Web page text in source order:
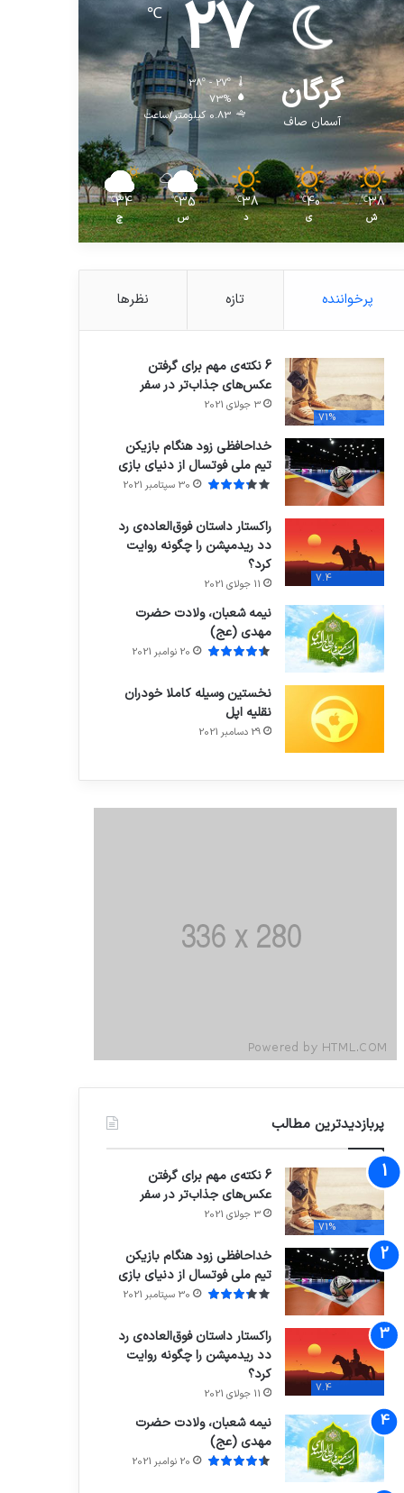
گرگان
آسمان صاف
27
℃
38º - 27º
73%
0.83 کیلومتر/ساعت
38
℃
ش
40
℃
ی
38
℃
د
35
℃
س
34
℃
چ
پرخواننده تازه نظرها
71%
6 نکته‌ی مهم برای گرفتن
عکس‌های جذاب‌تر در سفر
3 جولای 2021
خداحافظی زود هنگام بازیکن
تیم ملی فوتسال از دنیای بازی
30 سپتامبر 2021
7.4
راکستار داستان فوق‌العاده‌ی رد
دد ریدمپشن را چگونه روایت
کرد؟
11 جولای 2021
نیمه شعبان، ولادت حضرت
مهدی (عج)
20 نوامبر 2021
نخستین وسیله کاملا خودران
نقلیه اپل
29 دسامبر 2021
پربازدیدترین مطالب
71%
6 نکته‌ی مهم برای گرفتن
عکس‌های جذاب‌تر در سفر
3 جولای 2021
خداحافظی زود هنگام بازیکن
تیم ملی فوتسال از دنیای بازی
30 سپتامبر 2021
7.4
راکستار داستان فوق‌العاده‌ی رد
دد ریدمپشن را چگونه روایت
کرد؟
11 جولای 2021
نیمه شعبان، ولادت حضرت
مهدی (عج)
20 نوامبر 2021